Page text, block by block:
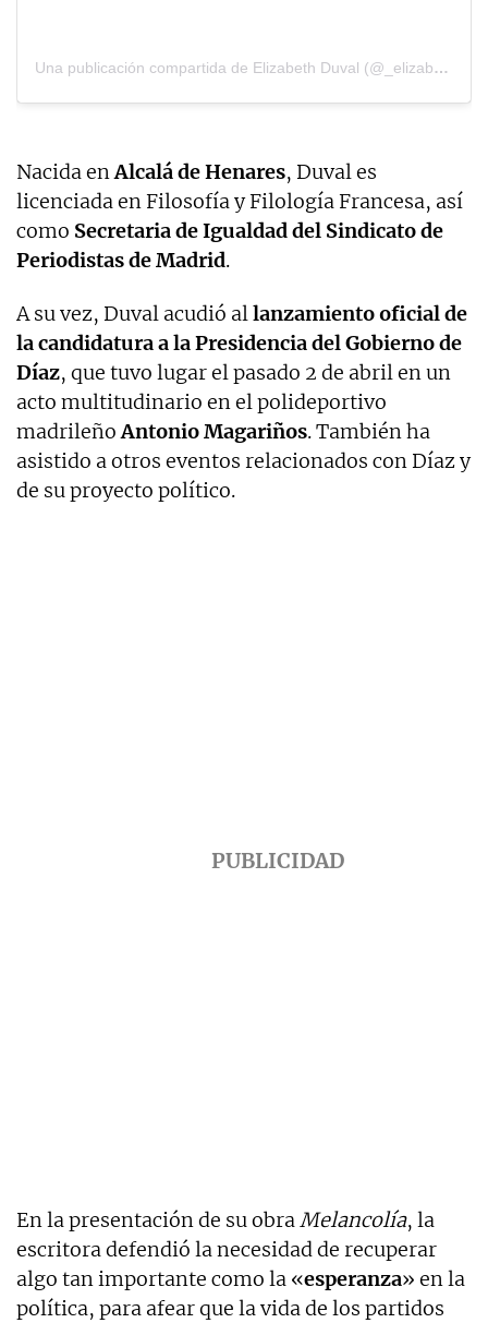
Una publicación compartida de Elizabeth Duval (@_elizabethduval)
Nacida enAlcalá de Henares, Duval es
licenciada en Filosofía y Filología Francesa, así
como Secretaria de Igualdad del Sindicato de
Periodistas de Madrid.
A su vez, Duval acudió allanzamiento oficial de
la candidatura a la Presidencia del Gobierno de
Díaz, que tuvo lugar el pasado 2 de abril en un
acto multitudinario en el polideportivo
madrileñoAntonio Magariños. También ha
asistido a otros eventos relacionados con Díaz y
de su proyecto político.
En la presentación de su obraMelancolía, la
escritora defendió la necesidad de recuperar
algo tan importante como la «esperanza» en la
política, para afear que la vida de los partidos